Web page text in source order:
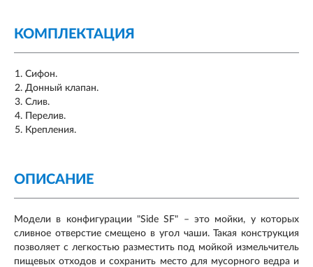
КОМПЛЕКТАЦИЯ
Сифон.
Донный клапан.
Слив.
Перелив.
Крепления.
ОПИСАНИЕ
​Модели в конфигурации "Side SF" – это мойки, у которых
сливное отверстие смещено в угол чаши. Такая конструкция
позволяет с легкостью разместить под мойкой измельчитель
пищевых отходов и сохранить место для мусорного ведра и